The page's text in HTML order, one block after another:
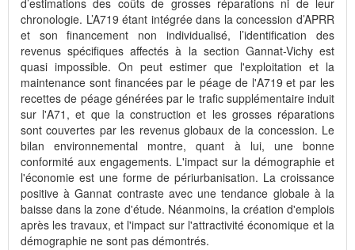
chronologie. L’A719 étant intégrée dans la concession d’APRR
et son financement non individualisé, l’identification des
revenus spécifiques affectés à la section Gannat-Vichy est
quasi impossible. On peut estimer que l'exploitation et la
maintenance sont financées par le péage de l'A719 et par les
recettes de péage générées par le trafic supplémentaire induit
sur l'A71, et que la construction et les grosses réparations
sont couvertes par les revenus globaux de la concession. Le
bilan environnemental montre, quant à lui, une bonne
conformité aux engagements. L'impact sur la démographie et
l'économie est une forme de périurbanisation. La croissance
positive à Gannat contraste avec une tendance globale à la
baisse dans la zone d'étude. Néanmoins, la création d'emplois
après les travaux, et l'impact sur l'attractivité économique et la
démographie ne sont pas démontrés.